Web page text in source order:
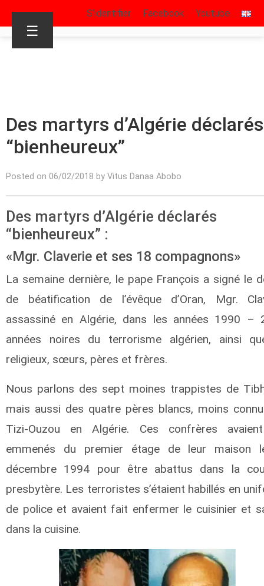
S’identifier Facebook Youtube
☰
Des martyrs d’Algérie déclarés
“bienheureux”
Posted on 06/02/2018 by Vitus Danaa Abobo
Des martyrs d’Algérie déclarés
“bienheureux” :
«Mgr. Claverie et ses 18 compagnons»
La semaine dernière, le pape François a signé le
de béatification de l’évêque d’Oran, Mgr.
assassiné en Algérie, dans les années 1990 –
années noires du terrorisme algérien, ainsi
religieux, sœurs, pères et frères.
Nous parlons des sept moines trappistes de
mais aussi des quatre pères blancs, moins
Tizi-Ouzou en Algérie. Ces confrères
emmenés du premier étage de leur maison
décembre 1994 pour être abattus dans la
presbytère. Les terroristes s’étaient habillés en
de police et avaient fait enfermer le cuisinier et
dans la cuisine.